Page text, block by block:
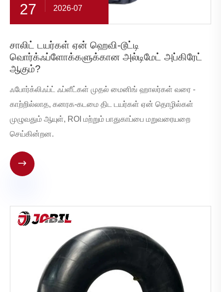
27 2026-07
சாலிட் டயர்கள் ஏன் ஹெவி-டூட்டி
வொர்க்ஃப்ளோக்களுக்கான அல்டிமேட் அப்கிரேட்
ஆகும்?
ஃபோர்க்லிஃப்ட் ஃப்ளீட்கள் முதல் மைனிங் ஹாலர்கள் வரை -
காற்றில்லாத, கனரக-கடமை திட டயர்கள் ஏன் தொழில்கள்
முழுவதும் ஆயுள், ROI மற்றும் பாதுகாப்பை மறுவரையறை
செய்கின்றன.
